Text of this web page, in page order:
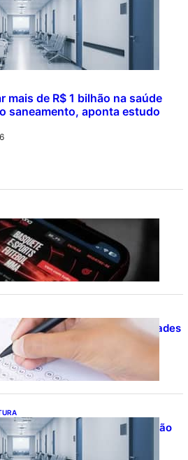
mais de R$ 1 bilhão na saúde
saneamento, aponta estudo
tiveram prejuízo de R$ 62,5
bets em 2025
públicos oferecem oportunidades
o calendário eleitoral
economizar mais de R$ 1 bilhão
com universalização do
aponta estudo